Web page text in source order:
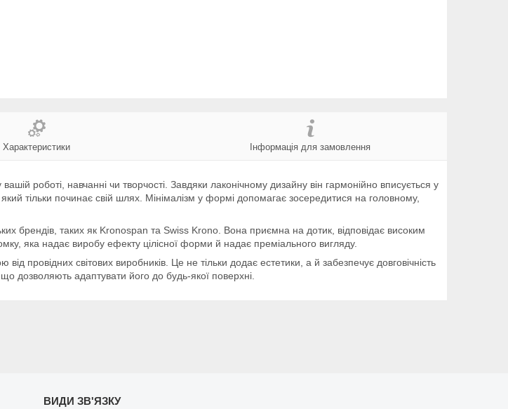
Характеристики Інформація для замовлення
роботі, навчанні чи творчості. Завдяки лаконічному дизайну він гармонійно вписується у
тільки починає свій шлях. Мінімалізм у формі допомагає зосередитися на головному,
брендів, таких як Kronospan та Swiss Krono. Вона приємна на дотик, відповідає високим
яка надає виробу ефекту цілісної форми й надає преміального вигляду.
провідних світових виробників. Це не тільки додає естетики, а й забезпечує довговічність
дозволяють адаптувати його до будь-якої поверхні.